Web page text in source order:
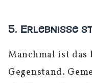
5. Erlebnisse
Manchmal ist das
Gegenstand.